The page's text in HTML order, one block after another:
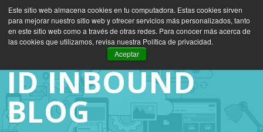
Este sitio web almacena cookies en tu computadora. Estas cookies sirven
para mejorar nuestro sitio web y ofrecer servicios más personalizados, tanto
en este sitio web como a través de otras redes. Para conocer más acerca de
las cookies que utilizamos, revisa nuestra Política de privacidad.
Aceptar
ES EN FR
ID INBOUND
BLOG